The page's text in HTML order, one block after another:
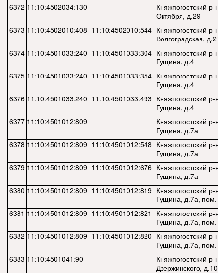
6372 11:10:4502034:130
Княжпогостский
Октября, д.29
6373 11:10:4502010:408 11:10:4502010:544 Княжпогостский
Волгоградская,
6374 11:10:4501033:240 11:10:4501033:304 Княжпогостский
Гущина, д.4
6375 11:10:4501033:240 11:10:4501033:354 Княжпогостский
Гущина, д.4
6376 11:10:4501033:240 11:10:4501033:493 Княжпогостский
Гущина, д.4
6377 11:10:4501012:809
Княжпогостский
Гущина, д.7а
6378 11:10:4501012:809 11:10:4501012:548 Княжпогостский
Гущина, д.7а
6379 11:10:4501012:809 11:10:4501012:676 Княжпогостский
Гущина, д.7а
6380 11:10:4501012:809 11:10:4501012:819 Княжпогостский
Гущина, д.7а,
6381 11:10:4501012:809 11:10:4501012:821
Княжпогостский
Гущина, д.7а,
6382 11:10:4501012:809 11:10:4501012:820 Княжпогостский
Гущина, д.7а,
6383 11:10:4501041:90
Княжпогостский
Дзержинского,